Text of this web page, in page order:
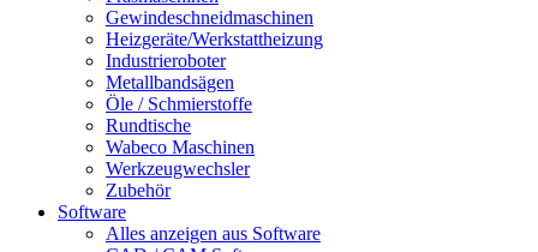
Gewindeschneidmaschinen
Heizgeräte/Werkstattheizung
Industrieroboter
Metallbandsägen
Öle / Schmierstoffe
Rundtische
Wabeco Maschinen
Werkzeugwechsler
Zubehör
Software
Alles anzeigen aus Software